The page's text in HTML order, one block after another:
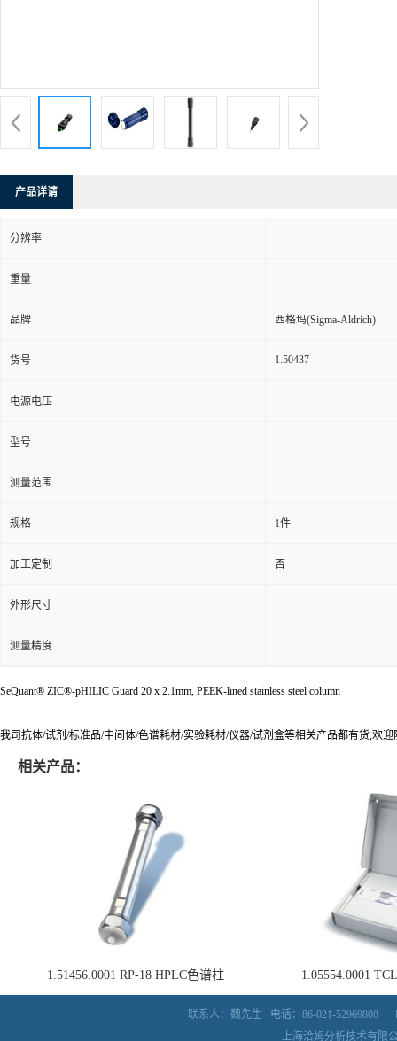
产品详请
分辨率
重量
品牌 西格玛(Sigma-Aldrich)
货号 1.50437
电源电压
型号
测量范围
规格 1件
加工定制 否
外形尺寸
测量精度
SeQuant® ZIC®-pHILIC Guard 20 x 2.1mm, PEEK-lined stainless steel column
我司抗体/试剂/标准品/中间体/色谱耗材/实验耗材/仪器/试剂盒等相关产品都有货,欢
相关产品：
1.51456.0001 RP-18 HPLC色谱柱 1.05554.0001
联系人：魏先生 电话：86-021-52969808
上海洽姆分析技术有限